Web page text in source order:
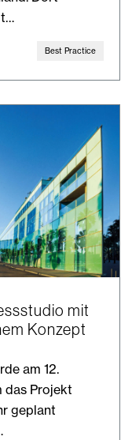
Best Practice
mit
Konzept
am 12.
das Projekt
geplant